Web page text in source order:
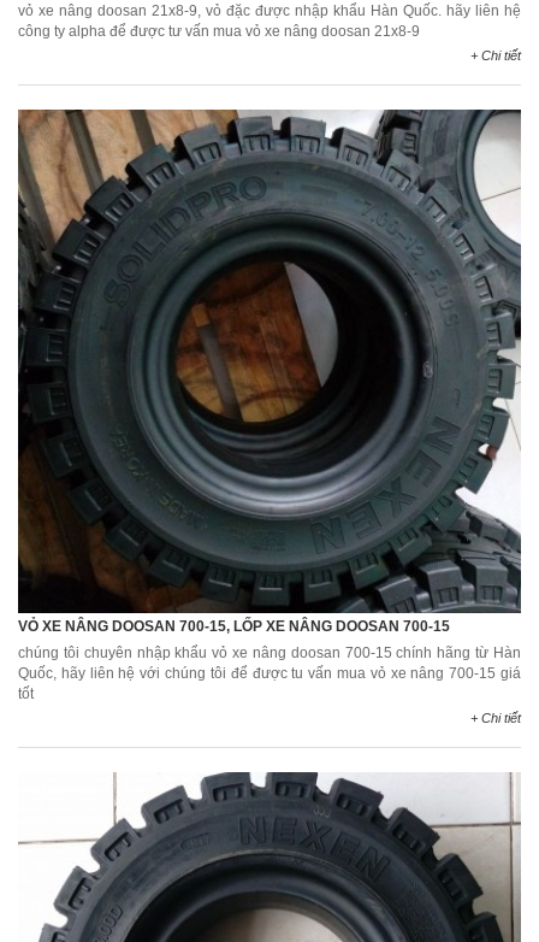
vỏ xe nâng doosan 21x8-9, vỏ đặc được nhập khẩu Hàn Quốc. hãy liên hệ
công ty alpha để được tư vấn mua vỏ xe nâng doosan 21x8-9
+ Chi tiết
VỎ XE NÂNG DOOSAN 700-15, LỐP XE NÂNG DOOSAN 700-15
chúng tôi chuyên nhập khẩu vỏ xe nâng doosan 700-15 chính hãng từ Hàn
Quốc, hãy liên hệ với chúng tôi để được tu vấn mua vỏ xe nâng 700-15 giá
tốt
+ Chi tiết